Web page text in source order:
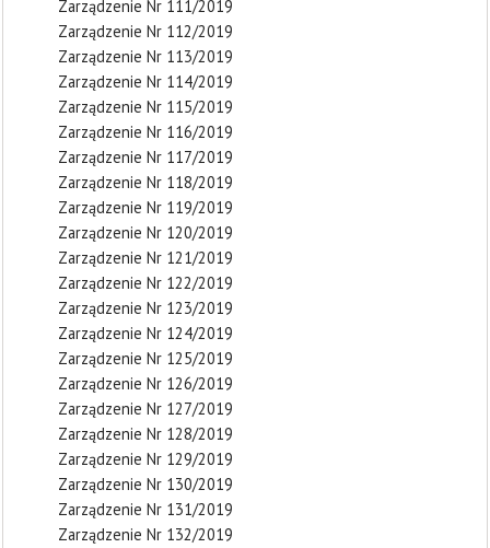
Zarządzenie Nr 111/2019
Zarządzenie Nr 112/2019
Zarządzenie Nr 113/2019
Zarządzenie Nr 114/2019
Zarządzenie Nr 115/2019
Zarządzenie Nr 116/2019
Zarządzenie Nr 117/2019
Zarządzenie Nr 118/2019
Zarządzenie Nr 119/2019
Zarządzenie Nr 120/2019
Zarządzenie Nr 121/2019
Zarządzenie Nr 122/2019
Zarządzenie Nr 123/2019
Zarządzenie Nr 124/2019
Zarządzenie Nr 125/2019
Zarządzenie Nr 126/2019
Zarządzenie Nr 127/2019
Zarządzenie Nr 128/2019
Zarządzenie Nr 129/2019
Zarządzenie Nr 130/2019
Zarządzenie Nr 131/2019
Zarządzenie Nr 132/2019